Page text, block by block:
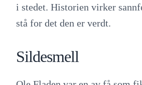
i stedet. Historien virker
stå for det den er verdt.
Sildesmell